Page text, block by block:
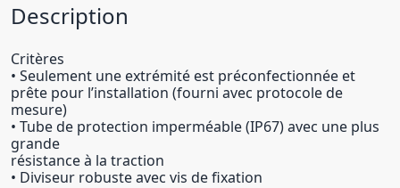
Description
Critères
• Seulement une extrémité est préconfectionnée et
prête pour l’installation (fourni avec protocole de
mesure)
• Tube de protection imperméable (IP67) avec une plus
grande
résistance à la traction
• Diviseur robuste avec vis de fixation